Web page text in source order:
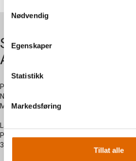
Nødvendig
Egenskaper
Statistikk
Markedsføring
Tillat alle
Symaskiner
AS
Postadresse:
Nersetvegen 28 -
Myregarden - 3570 Ål
Lagerutsalg:
Prestegardsjordet 2 -
3570 Ål